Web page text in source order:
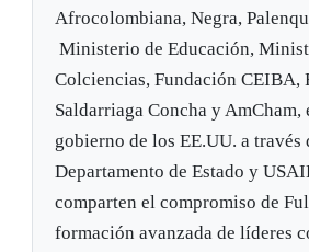
Afrocolombiana, Negra,
Ministerio de Educación,
Colciencias, Fundación CEIBA,
Saldarriaga Concha y
gobierno de los EE.UU. a través
Departamento de Estado y
comparten el compromiso de
formación avanzada de líderes